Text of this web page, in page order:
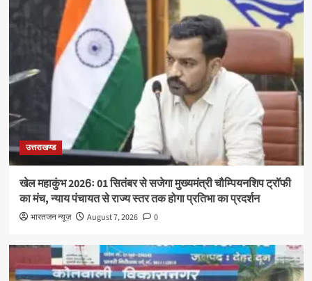
उत्तराखण्ड
खेल महाकुंभ 2026ः 01 सितंबर से सजेगा मुख्यमंत्री चौम्पियनशिप ट्रॉफी
का मंच, न्याय पंचायत से राज्य स्तर तक होगा प्रतिभा का प्रदर्शन
भारतजन न्यूज़ August 7, 2026 0